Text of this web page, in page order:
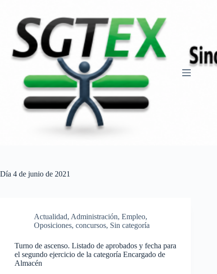
contenido
Día 4 de junio de 2021
Actualidad, Administración, Empleo,
Oposiciones, concursos, Sin categoría
Turno de ascenso. Listado de aprobados y fecha para
el segundo ejercicio de la categoría Encargado de
Almacén